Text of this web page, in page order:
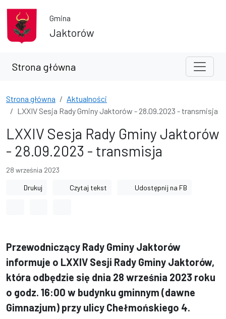
Gmina
Jaktorów
Strona główna
Strona główna
Aktualności
LXXIV Sesja Rady Gminy Jaktorów - 28.09.2023 - transmisja
LXXIV Sesja Rady Gminy Jaktorów
- 28.09.2023 - transmisja
28 września 2023
Drukuj Czytaj tekst Udostępnij na FB
Przewodniczący Rady Gminy Jaktorów
informuje o LXXIV Sesji Rady Gminy Jaktorów,
która odbędzie się dnia 28 września 2023 roku
o godz. 16:00 w budynku gminnym (dawne
Gimnazjum) przy ulicy Chełmońskiego 4.